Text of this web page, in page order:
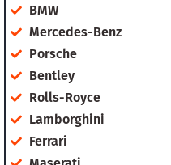
BMW
Mercedes-Benz
Porsche
Bentley
Rolls-Royce
Lamborghini
Ferrari